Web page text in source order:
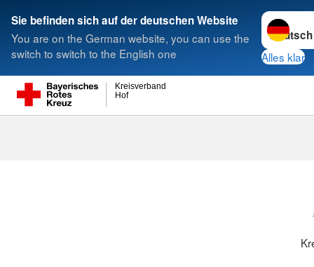
Sie befinden sich auf der deutschen Website
You are on the German website, you can use the
switch to switch to the English one
Sprache
Alles klar
Hof
Kreisverband
Suche